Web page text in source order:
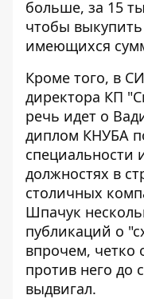
больше, за 15
чтобы
имеющихся
Кроме того, в
директора КП
речь идет о
диплом КНУБА
специальности
должностях в
столичных
Шпачук
публикаций о
впрочем,
против него до
выдвигал.